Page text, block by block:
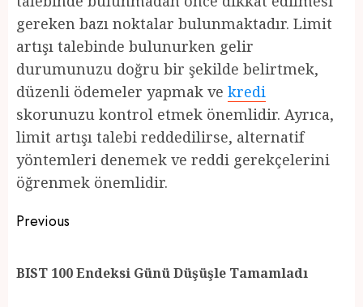
gereken bazı noktalar bulunmaktadır. Limit
artışı talebinde bulunurken gelir
durumunuzu doğru bir şekilde belirtmek,
düzenli ödemeler yapmak ve kredi
skorunuzu kontrol etmek önemlidir. Ayrıca,
limit artışı talebi reddedilirse, alternatif
yöntemleri denemek ve reddi gerekçelerini
öğrenmek önemlidir.
Post
Previous
BIST 100 Endeksi Günü Düşüşle Tamamladı